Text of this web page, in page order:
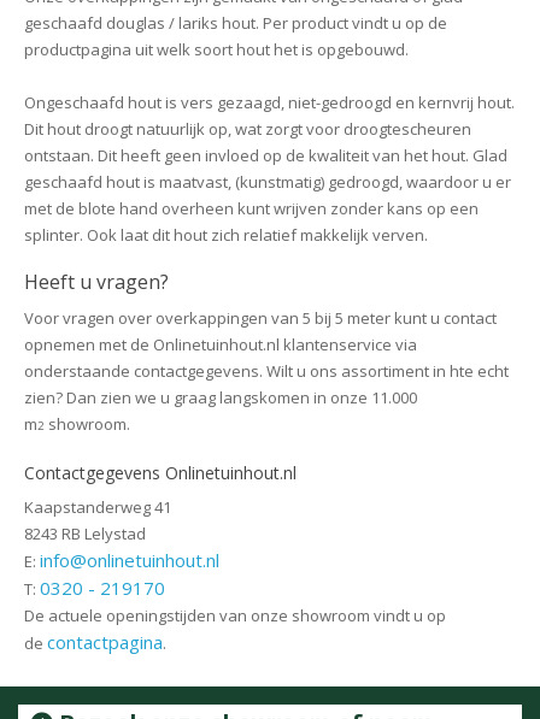
geschaafd douglas / lariks hout. Per product vindt u op de
productpagina uit welk soort hout het is opgebouwd.
Ongeschaafd hout is vers gezaagd, niet-gedroogd en kernvrij hout.
Dit hout droogt natuurlijk op, wat zorgt voor droogtescheuren
ontstaan. Dit heeft geen invloed op de kwaliteit van het hout. Glad
geschaafd hout is maatvast, (kunstmatig) gedroogd, waardoor u er
met de blote hand overheen kunt wrijven zonder kans op een
splinter. Ook laat dit hout zich relatief makkelijk verven.
Heeft u vragen?
Voor vragen over overkappingen van 5 bij 5 meter kunt u contact
opnemen met de Onlinetuinhout.nl klantenservice via
onderstaande contactgegevens. Wilt u ons assortiment in hte echt
zien? Dan zien we u graag langskomen in onze 11.000
m2 showroom.
Contactgegevens Onlinetuinhout.nl
Kaapstanderweg 41
8243 RB Lelystad
E: info@onlinetuinhout.nl
T: 0320 - 219170
De actuele openingstijden van onze showroom vindt u op
de contactpagina.